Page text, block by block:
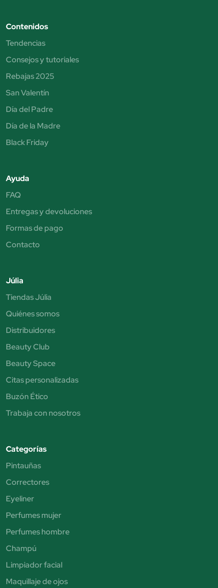
Contenidos
Tendencias
Consejos y tutoriales
Rebajas 2025
San Valentín
Día del Padre
Día de la Madre
Black Friday
Ayuda
FAQ
Entregas y devoluciones
Formas de pago
Contacto
Júlia
Tiendas Júlia
Quiénes somos
Distribuidores
Beauty Club
Beauty Space
Citas personalizadas
Buzón Ético
Trabaja con nosotros
Categorías
Pintauñas
Correctores
Eyeliner
Perfumes mujer
Perfumes hombre
Champú
Limpiador facial
Maquillaje de ojos